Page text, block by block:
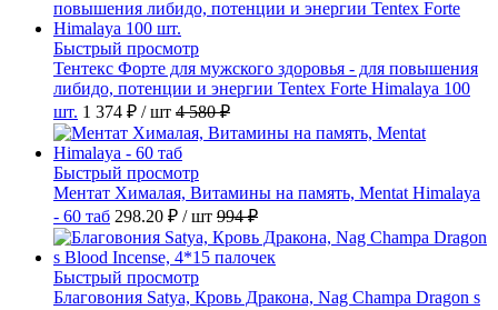
Быстрый просмотр
Тентекс Форте для мужского здоровья - для повышения
либидо, потенции и энергии Tentex Forte Himalaya 100
шт. 1 374 ₽ / шт 4 580 ₽
Быстрый просмотр
Ментат Хималая, Витамины на память, Mentat Himalaya
- 60 таб 298.20 ₽ / шт 994 ₽
Быстрый просмотр
Благовония Satya, Кровь Дракона, Nag Champa Dragon s